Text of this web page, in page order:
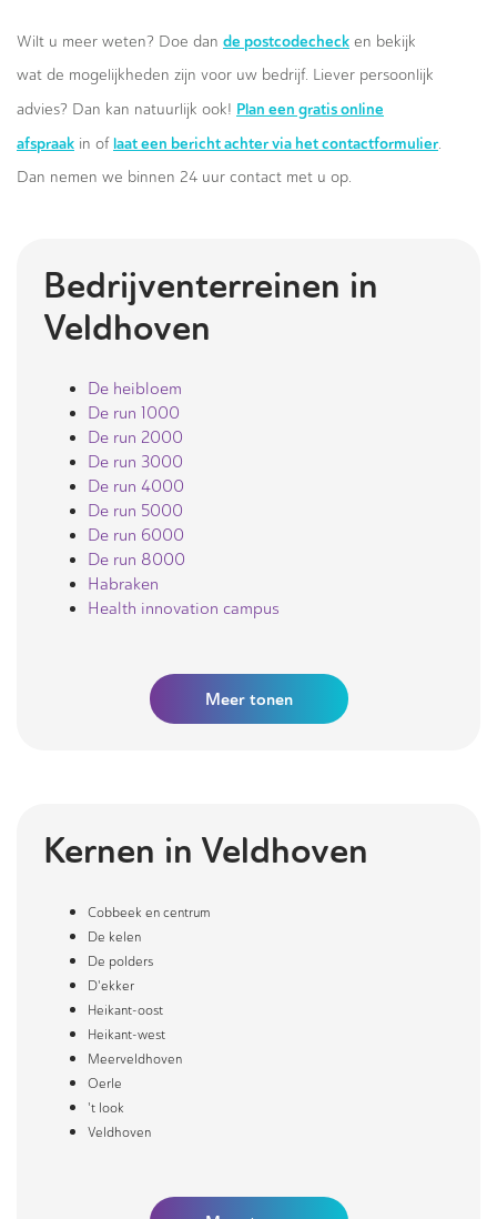
Wilt u meer weten? Doe dan de postcodecheck en bekijk
wat de mogelijkheden zijn voor uw bedrijf. Liever persoonlijk
advies? Dan kan natuurlijk ook! Plan een gratis online
afspraak in of laat een bericht achter via het contactformulier.
Dan nemen we binnen 24 uur contact met u op.
Bedrijventerreinen in
Veldhoven
De heibloem
De run 1000
De run 2000
De run 3000
De run 4000
De run 5000
De run 6000
De run 8000
Habraken
Health innovation campus
Meertonen
Kernen in Veldhoven
Cobbeek en centrum
De kelen
De polders
D'ekker
Heikant-oost
Heikant-west
Meerveldhoven
Oerle
't look
Veldhoven